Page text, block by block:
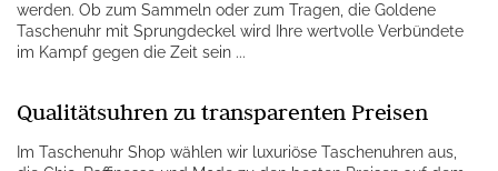
werden. Ob zum Sammeln oder zum Tragen, die Goldene
Taschenuhr mit Sprungdeckel wird Ihre wertvolle Verbündete
im Kampf gegen die Zeit sein ...
Qualitätsuhren zu transparenten Preisen
Im Taschenuhr Shop wählen wir luxuriöse Taschenuhren aus,